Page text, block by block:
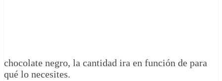
chocolate negro, la cantidad ira en función de para
qué lo necesites.